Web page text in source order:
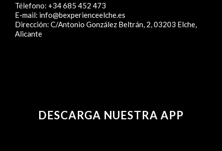
Télefono: +34 685 452 473
E-mail: info@bexperienceelche.es
Dirección: C/Antonio González Beltrán, 2, 03203 Elche,
Alicante
DESCARGA NUESTRA APP